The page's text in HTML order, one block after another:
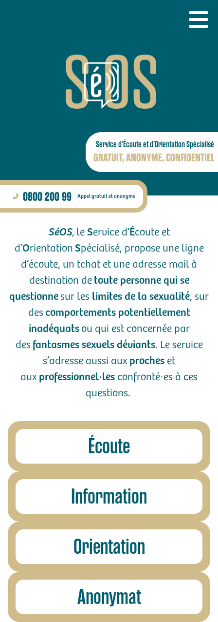
Service d’Écoute etd’Orientation Spécialisé
GRATUIT ANONYME CONFIDENTIEL
0800 200 99 Appel gratuit et anonyme
SéOS, le Service d’Écoute et
d’Orientation Spécialisé, propose une ligne
d’écoute, un tchat et une adresse mail à
destination de toute personne qui se
questionnesur les limites de la sexualité, sur
des comportements potentiellement
inadéquatsou qui est concernée par
des fantasmes sexuels déviants. Le service
s’adresse aussi aux proches et
aux professionnel·les confronté·es à ces
questions.
Écoute
Information
Orientation
Anonymat